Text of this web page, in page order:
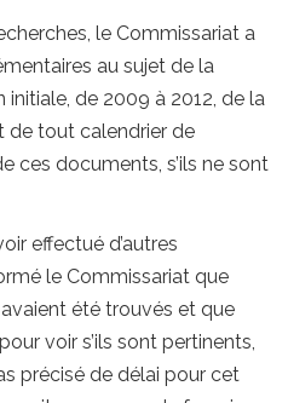
le Commissariat a
au sujet de la
de 2009 à 2012, de la
de tout calendrier de
ces documents, s’ils ne sont
effectué d’autres
le Commissariat que
été trouvés et que
voir s’ils sont pertinents,
précisé de délai pour cet